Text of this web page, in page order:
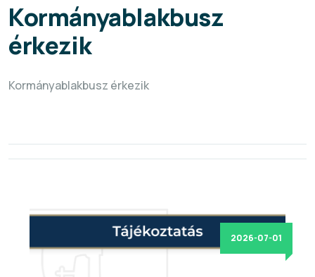
Kormányablakbusz
érkezik
Kormányablakbusz érkezik
2026-07-01